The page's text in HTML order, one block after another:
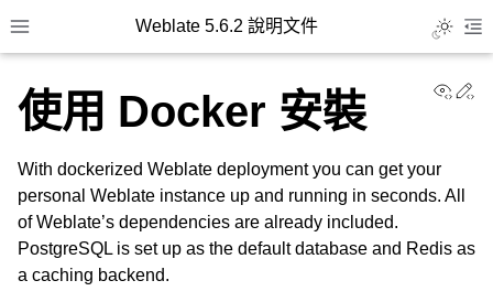
Toggle site navigation sidebar
Weblate 5.6.2 說明文件 Toggle
使用 Docker 安裝
With dockerized Weblate deployment you can get your
personal Weblate instance up and running in seconds. All
of Weblate’s dependencies are already included.
PostgreSQL is set up as the default database and Redis as
a caching backend.